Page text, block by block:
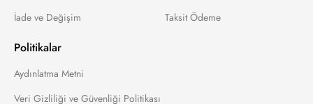
İade ve Değişim
Taksit Ödeme
Politikalar
Aydınlatma Metni
Veri Gizliliği ve Güvenliği Politikası